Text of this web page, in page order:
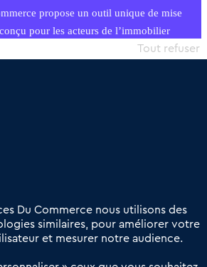
propose un outil unique de mise
pour les acteurs de l’immobilier
territoriales, simple et intégrant
Du Commerce nous utilisons des
similaires, pour améliorer votre
et mesurer notre audience.
Tout refuser